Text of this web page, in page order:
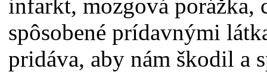
infarkt, mozgová porážka,
spôsobené prídavnými
pridáva, aby nám škodil a